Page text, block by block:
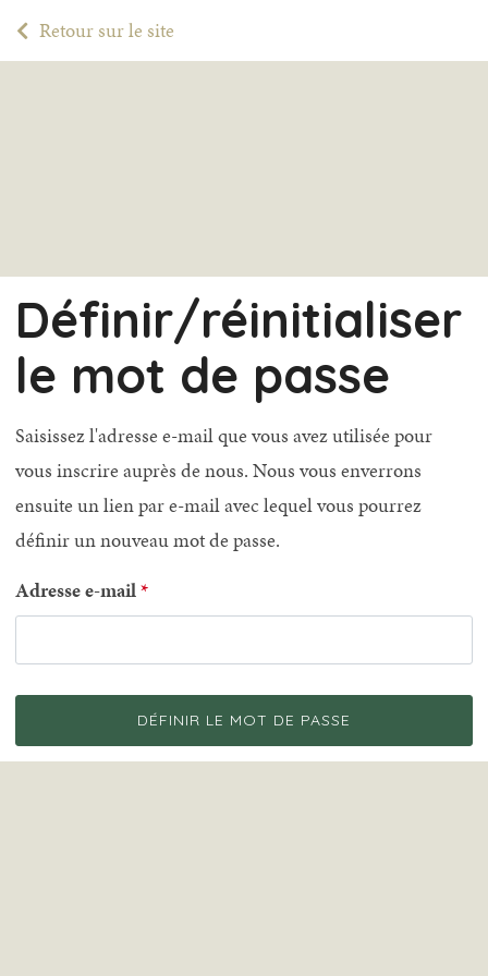
Retour sur le site
Définir/réinitialiser
le mot de passe
Saisissez l'adresse e-mail que vous avez utilisée pour
vous inscrire auprès de nous. Nous vous enverrons
ensuite un lien par e-mail avec lequel vous pourrez
définir un nouveau mot de passe.
Adresse e-mail
DÉFINIR LE MOT DE PASSE